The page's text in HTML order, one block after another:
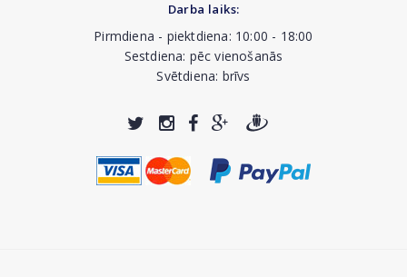
Darba laiks:
Pirmdiena - piektdiena: 10:00 - 18:00
Sestdiena: pēc vienošanās
Svētdiena: brīvs